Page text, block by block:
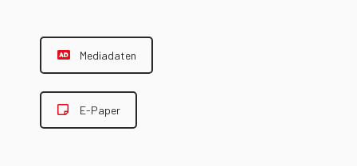
Mediadaten
E-Paper